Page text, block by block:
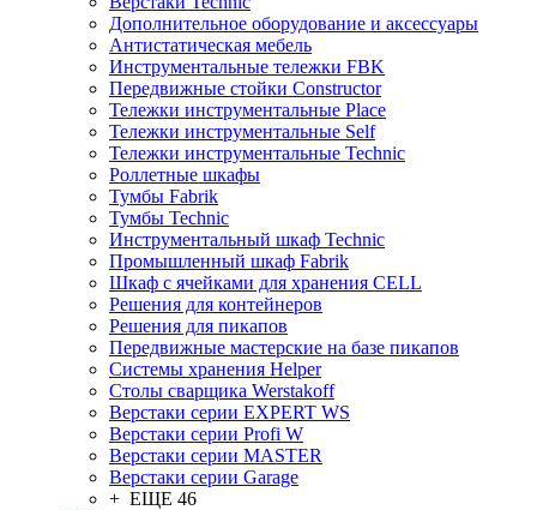
Дополнительное оборудование и аксессуары
Антистатическая мебель
Инструментальные тележки FBK
Передвижные стойки Constructor
Тележки инструментальные Place
Тележки инструментальные Self
Тележки инструментальные Technic
Роллетные шкафы
Тумбы Fabrik
Тумбы Technic
Инструментальный шкаф Technic
Промышленный шкаф Fabrik
Шкаф с ячейками для хранения CELL
Решения для контейнеров
Решения для пикапов
Передвижные мастерские на базе пикапов
Системы хранения Helper
Столы сварщика Werstakoff
Верстаки серии EXPERT WS
Верстаки серии Profi W
Верстаки серии MASTER
Верстаки серии Garage
+ ЕЩЕ 46